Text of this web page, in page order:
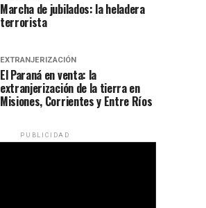
Marcha de jubilados: la heladera
terrorista
EXTRANJERIZACIÓN
El Paraná en venta: la
extranjerización de la tierra en
Misiones, Corrientes y Entre Ríos
PUBLICIDAD